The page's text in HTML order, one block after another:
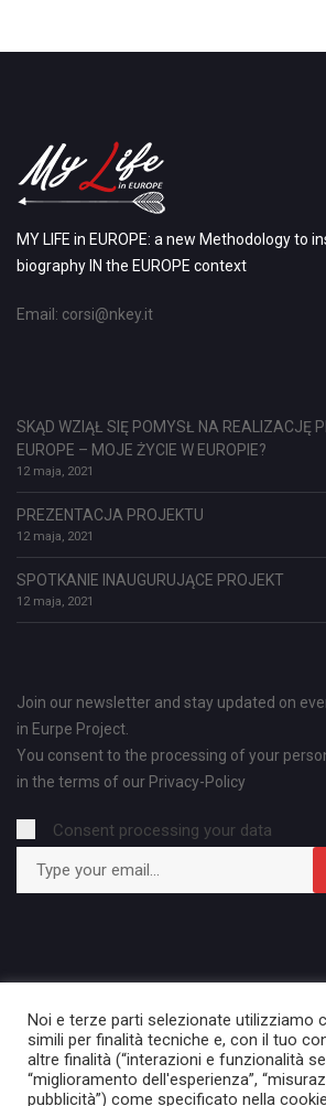
MY LIFE in EUROPE: a new Methodology to
biography IN the EUROPE context
Email: corsi@nkey.it
SKĄD WZIĄŁ SIĘ POMYSŁ NA REALIZACJĘ
EUROPE – MOJE ŻYCIE W EUROPIE?
12 maja, 2021
PREZENTACJA PROJEKTU
12 maja, 2021
SPOTKANIE INAUGURUJĄCE PROJEKT
12 maja, 2021
Join our newsletter and stay updated on
in Eurpe Project.
You consent to the processing of your
in the terms of our Privacy-Policy
Consent processing your data
Noi e terze parti selezionate utilizziamo
simili per finalità tecniche e, con il tuo
altre finalità (“interazioni e funzionalità
“miglioramento dell'esperienza”,
pubblicità”) come specificato nella